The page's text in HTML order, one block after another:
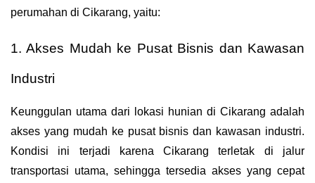
perumahan di Cikarang, yaitu:
1. Akses Mudah ke Pusat Bisnis dan Kawasan
Industri
Keunggulan utama dari lokasi hunian di Cikarang adalah
akses yang mudah ke pusat bisnis dan kawasan industri.
Kondisi ini terjadi karena Cikarang terletak di jalur
transportasi utama, sehingga tersedia akses yang cepat